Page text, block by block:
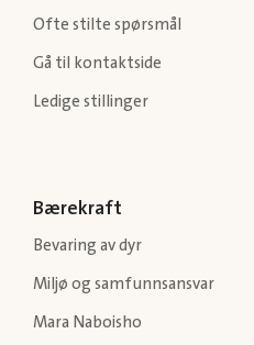
Ofte stilte spørsmål
Gå til kontaktside
Ledige stillinger
Bærekraft
Bevaring av dyr
Miljø og samfunnsansvar
Mara Naboisho